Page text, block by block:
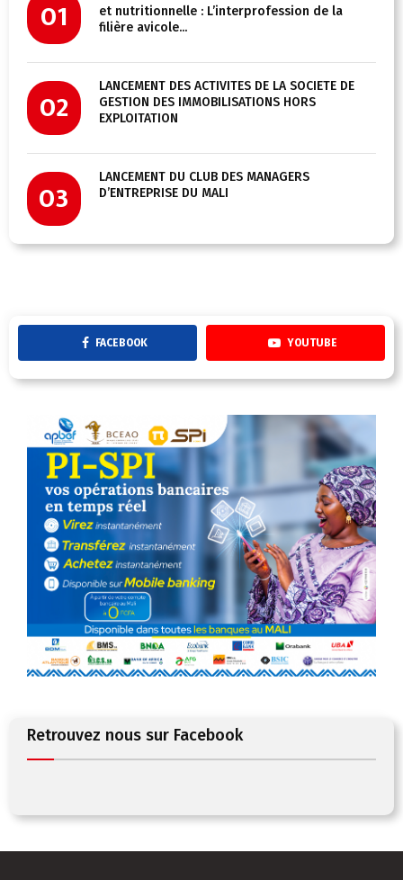
01
et nutritionnelle : L’interprofession de la
filière avicole...
02
LANCEMENT DES ACTIVITÉS DE LA SOCIÉTÉ DE
GESTION DES IMMOBILISATIONS HORS
EXPLOITATION
03
LANCEMENT DU CLUB DES MANAGERS
D’ENTREPRISE DU MALI
FACEBOOK YOUTUBE
Retrouvez nous sur Facebook